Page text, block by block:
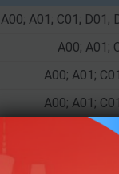
A00; A01; C01; D01;
A00; A01;
A00; A01;
A00; A01;
A00; A01;
A00; A01;